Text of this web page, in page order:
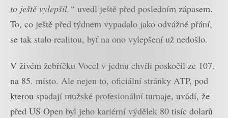
to ještě vylepšil,“ uvedl ještě před posledním zápasem.
To, co ještě před týdnem vypadalo jako odvážné přání,
se tak stalo realitou, byť na ono vylepšení už nedošlo.
V živém žebříčku Vocel v jednu chvíli poskočil ze 107.
na 85. místo. Ale nejen to, oficiální stránky ATP, pod
kterou spadají mužské profesionální turnaje, uvádí, že
před US Open byl jeho kariérní výdělek 80 tisíc dolarů